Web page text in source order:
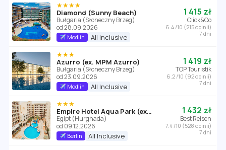
★★★★
Diamond (Sunny Beach)
Bułgaria (Słoneczny Brzeg)
od 28.09.2026
Modlin All Inclusive
1 415 zł
Click&Go
6.4 /10 (215 opinii)
7 dni
★★★
Azurro (ex. MPM Azurro)
Bułgaria (Słoneczny Brzeg)
od 23.09.2026
Modlin All Inclusive
1 419 zł
TOP Touristik
6.2 /10 (92 opinii)
7 dni
★★★
Empire Hotel Aqua Park (ex. Triton Empire Hotel Hurghada)
Egipt (Hurghada)
od 09.12.2026
Berlin All Inclusive
1 432 zł
Best Reisen
7.4 /10 (528 opinii)
7 dni